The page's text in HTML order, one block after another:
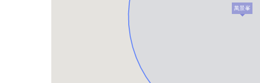
萬景峯